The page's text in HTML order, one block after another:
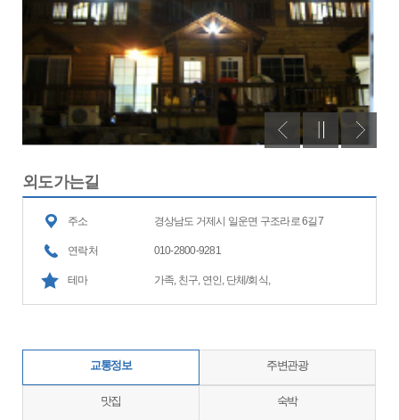
외도가는길
주소 경상남도 거제시 일운면 구조라로 6길7
연락처 010-2800-9281
테마 가족, 친구, 연인, 단체/회식,
교통정보 주변관광
맛집 숙박